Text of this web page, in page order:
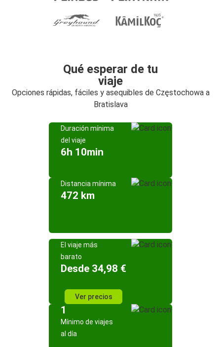
Qué esperar de tu
viaje
Opciones rápidas, fáciles y asequibles de Częstochowa a
Bratislava
Duración mínima
del viaje
6h 10min
Distancia mínima
472 km
El viaje más
barato
Desde 34,98 €
Ver precios
1
Mínimo de viajes
al día